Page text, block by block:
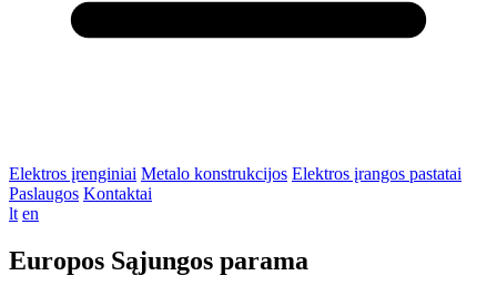
Elektros įrenginiai Metalo konstrukcijos Elektros įrangos pastatai
Paslaugos Kontaktai
lt en
Europos Sąjungos parama